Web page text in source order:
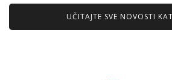
UČITAJTE SVE NOVOSTI